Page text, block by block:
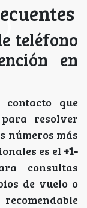
teléfono
en
que
resolver
números más
es el +1-
consultas
de vuelo o